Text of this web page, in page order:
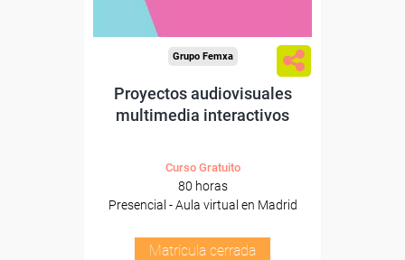
Grupo Femxa
Proyectos audiovisuales
multimedia interactivos
Curso Gratuito
80 horas
Presencial - Aula virtual en Madrid
Matrícula cerrada